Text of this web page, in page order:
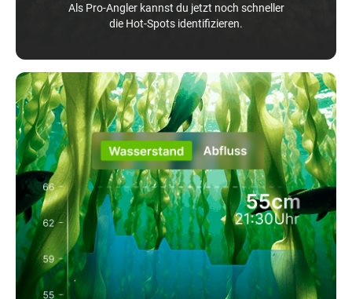
Als Pro-Angler kannst du jetzt noch schneller
die Hot-Spots identifizieren.